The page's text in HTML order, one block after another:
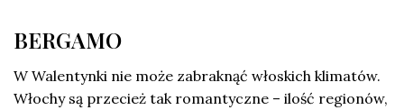
BERGAMO
W Walentynki nie może zabraknąć włoskich klimatów.
Włochy są przecież tak romantyczne – ilość regionów,